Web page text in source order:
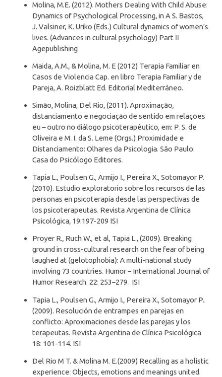
Molina, M.E. (2012). Mothers Dealing With Child Abuse:
Dynamics of Psychological Processing, in A S. Bastos,
J. Valsiner, K. Uriko (Eds.) Cultural dynamics of women’s
lives. (Advances in cultural psychology) Part II
Agepublishing
Maida, A.M., & Molina, M. E (2012) Terapia Familiar en
Casos de Violencia Cap. en libro Terapia Familiar y de
Pareja, A. Roizblatt Ed. Editorial Mediterráneo.
Simão, Molina, Del Río, (2011). Aproximação,
distanciamento e negociação de sentido em relações
eu – outro no diálogo psicoterapêutico, em: P. S. de
Oliveira e M. I. da S. Leme (Orgs.) Proximidade e
Distanciamento: Olhares da Psicologia. São Paulo:
Casa do Psicólogo Editores.
Tapia L., Poulsen G., Armijo I., Pereira X., Sotomayor P.
(2010). Estudio exploratorio sobre los recursos de las
personas en psicoterapia desde las perspectivas de
los psicoterapeutas. Revista Argentina de Clínica
Psicológica, 19:197-209 ISI
Proyer R., Ruch W., et al, Tapia L., (2009). Breaking
ground in cross-cultural research on the fear of being
laughed at (gelotophobia): A multi-national study
involving 73 countries. Humor – International Journal of
Humor Research. 22: 253–279. ISI
Tapia L., Poulsen G., Armijo I., Pereira X., Sotomayor P..
(2009). Resolución de entrampes en parejas en
conflicto: Aproximaciones desde las parejas y los
terapeutas. Revista Argentina de Clínica Psicológica
18: 101-114. ISI
Del Rio M T. & Molina M. E.(2009) Recalling as a holistic
experience: Objects, emotions and meanings united.